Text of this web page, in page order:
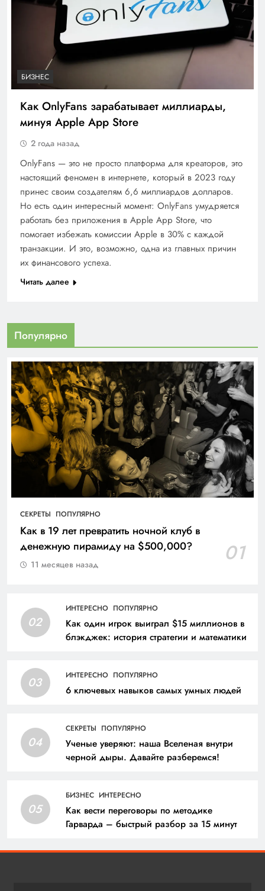
БИЗНЕС
Как OnlyFans зарабатывает миллиарды,
минуя Apple App Store
2 года назад
OnlyFans — это не просто платформа для креаторов, это
настоящий феномен в интернете, который в 2023 году
принес своим создателям 6,6 миллиардов долларов.
Но есть один интересный момент: OnlyFans умудряется
работать без приложения в Apple App Store, что
помогает избежать комиссии Apple в 30% с каждой
транзакции. И это, возможно, одна из главных причин
их финансового успеха.
Читать далее
Популярно
СЕКРЕТЫ ПОПУЛЯРНО
Как в 19 лет превратить ночной клуб в
денежную пирамиду на $500,000?
01
11 месяцев назад
02
ИНТЕРЕСНО ПОПУЛЯРНО
Как один игрок выиграл $15 миллионов в
блэкджек: история стратегии и математики
03 ИНТЕРЕСНО ПОПУЛЯРНО
6 ключевых навыков самых умных людей
04
СЕКРЕТЫ ПОПУЛЯРНО
Ученые уверяют: наша Вселеная внутри
черной дыры. Давайте разберемся!
05
БИЗНЕС ИНТЕРЕСНО
Как вести переговоры по методике
Гарварда – быстрый разбор за 15 минут